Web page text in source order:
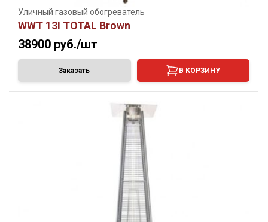
Уличный газовый обогреватель
WWT 13I TOTAL Brown
38900 руб./шт
Заказать В КОРЗИНУ